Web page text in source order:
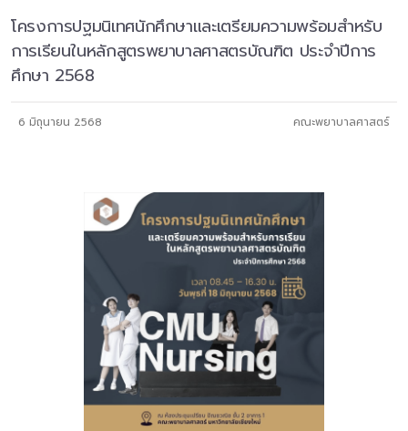
โครงการปฐมนิเทศนักศึกษาและเตรียมความพร้อมสำหรับ
การเรียนในหลักสูตรพยาบาลศาสตรบัณฑิต ประจำปีการ
ศึกษา 2568
6 มิถุนายน 2568 คณะพยาบาลศาสตร์